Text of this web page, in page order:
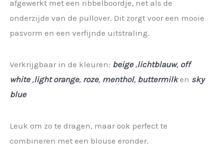
afgewerkt met een ribbelboordje, net als de
onderzijde van de pullover. Dit zorgt voor een mooie
pasvorm en een verfijnde uitstraling.
Verkrijgbaar in de kleuren: beige,lichtblauw, off
white ,light orange, roze, menthol, buttermilken sky
blue
Leuk om zo te dragen, maar ook perfect te
combineren met een blouse eronder.